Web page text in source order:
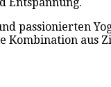
passionierten
Kombination